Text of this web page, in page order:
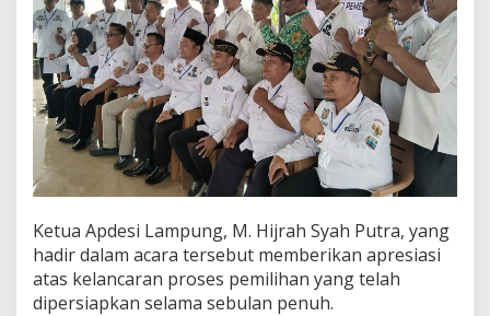
t
a
n
P
e
r
i
o
d
e
2
0
2
5
2
Ketua Apdesi Lampung, M. Hijrah Syah Putra, yang
hadir dalam acara tersebut memberikan apresiasi
atas kelancaran proses pemilihan yang telah
dipersiapkan selama sebulan penuh.